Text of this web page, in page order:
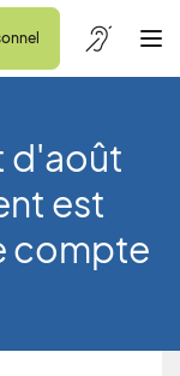
d'août
est
compte